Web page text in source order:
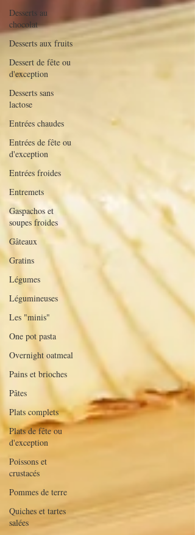
Desserts au
chocolat
Desserts aux fruits
Dessert de fête ou
d'exception
Desserts sans
lactose
Entrées chaudes
Entrées de fête ou
d'exception
Entrées froides
Entremets
Gaspachos et
soupes froides
Gâteaux
Gratins
Légumes
Légumineuses
Les "minis"
One pot pasta
Overnight oatmeal
Pains et brioches
Pâtes
Plats complets
Plats de fête ou
d'exception
Poissons et
crustacés
Pommes de terre
Quiches et tartes
salées